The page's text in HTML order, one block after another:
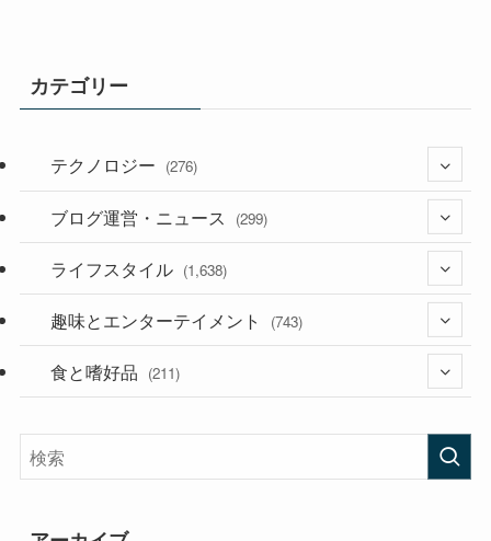
カテゴリー
テクノロジー (276)
(36)
(187)
ブログ運営・ニュース (299)
(118)
(181)
ライフスタイル (1,638)
(394)
(282)
趣味とエンターテイメント (743)
(56)
食と嗜好品 (211)